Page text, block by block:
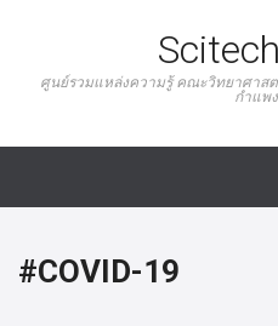
Scitech
ศูนย์รวมแหล่งความรู้ คณะวิทยาศาส
กำแพ
#COVID-19